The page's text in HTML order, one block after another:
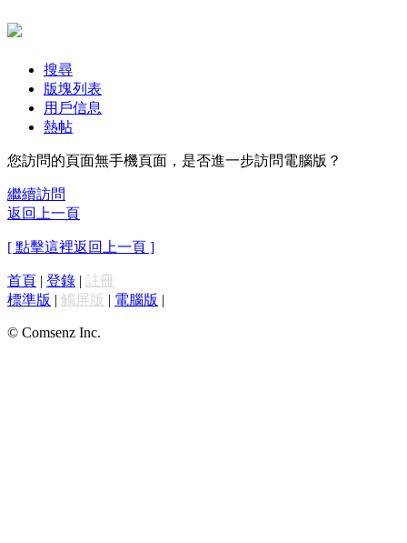
搜尋
版塊列表
用戶信息
熱帖
您訪問的頁面無手機頁面，是否進一步訪問電腦版？
繼續訪問
返回上一頁
[ 點擊這裡返回上一頁 ]
首頁 | 登錄 | 註冊
標準版 | 觸屏版 | 電腦版 |
© Comsenz Inc.